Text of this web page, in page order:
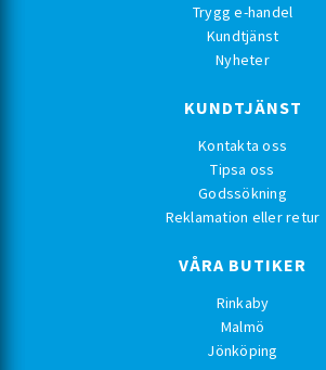
Trygg e-handel
Kundtjänst
Nyheter
KUNDTJÄNST
Kontakta oss
Tipsa oss
Godssökning
Reklamation eller retur
VÅRA BUTIKER
Rinkaby
Malmö
Jönköping